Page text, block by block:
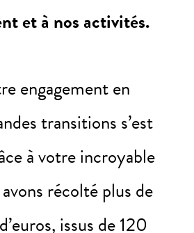
et à nos activités.
engagement en
transitions s’est
à votre incroyable
récolté plus de
issus de 120